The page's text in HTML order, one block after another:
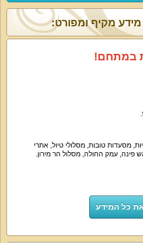
מקיף ומפורט:
במתחם!
מסעדות טובות, מסלולי טיול, אתרי
פינה, עמק החולה, מסלול הר מירון.
תיהנו מכל רגע. אם תמיד חלמתם על
כל המידע